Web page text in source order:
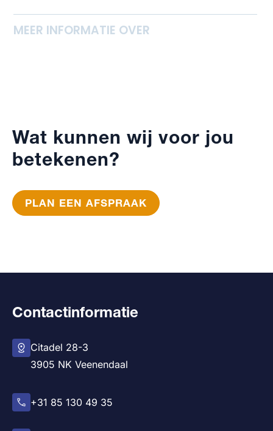
MEER INFORMATIE OVER
Wat kunnen wij voor jou
betekenen?
PLAN EEN AFSPRAAK
Contactinformatie
Citadel 28-3
3905 NK Veenendaal
+31 85 130 49 35